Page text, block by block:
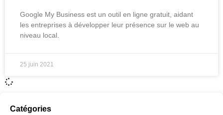
Google My Business est un outil en ligne gratuit, aidant
les entreprises à développer leur présence sur le web au
niveau local.
25 juin 2021
Catégories